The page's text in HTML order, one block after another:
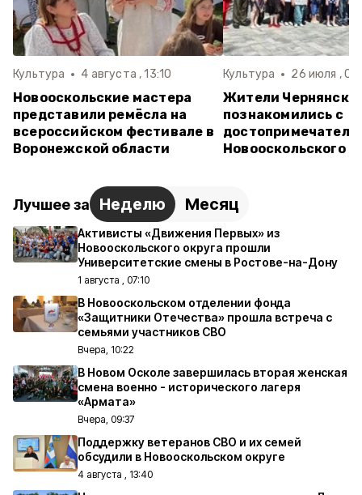
Культура 4 августа , 13:10
Новооскольские мастера
представили ремёсла на
всероссийском фестивале в
Воронежской области
Культура 26 июля ,
Жители
познакомились с
Новооскольского
Лучшее за Неделю Месяц
Активисты «Движения Первых» из
Новооскольского округа прошли
Университетские смены в Ростове-на-Дону
1 августа , 07:10
В Новооскольском отделении фонда
«Защитники Отечества» прошла встреча с
семьями участников СВО
Вчера, 10:22
В Новом Осколе завершилась вторая женская
смена военно - исторического лагеря
«Армата»
Вчера, 09:37
Поддержку ветеранов СВО и их семей
обсудили в Новооскольском округе
4 августа , 13:40